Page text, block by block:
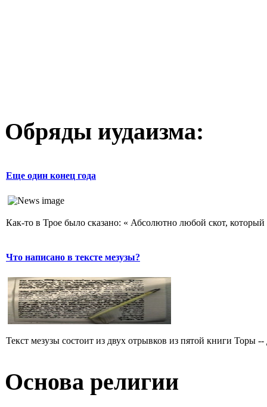
Обряды иудаизма:
Еще один конец года
Как-то в Трое было сказано: « Абсолютно любой скот,
Что написано в тексте мезузы?
Текст мезузы состоит из двух отрывков из пятой книги Торы
Основа религии